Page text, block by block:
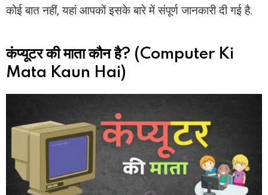
कोई बात नहीं, यहां आपकों इसके बारे में संपूर्ण जानकारी दी गई है.
कंप्यूटर की माता कौन है? (Computer Ki
Mata Kaun Hai)